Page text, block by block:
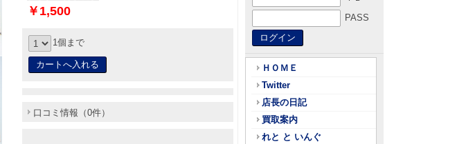
￥1,500
1個まで
口コミ情報（0件）
PASS
ＨＯＭＥ
Twitter
店長の日記
買取案内
れと と いんぐ